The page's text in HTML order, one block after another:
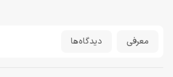
معرفی دیدگاه‌ها